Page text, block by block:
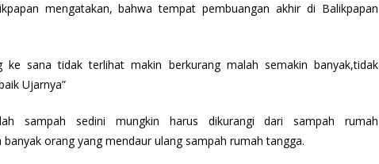
mengatakan, bahwa tempat pembuangan akhir di Balikpapan
ke sana tidak terlihat makin berkurang malah semakin banyak,tidak
Ujarnya”
sampah sedini mungkin harus dikurangi dari sampah rumah
orang yang mendaur ulang sampah rumah tangga.